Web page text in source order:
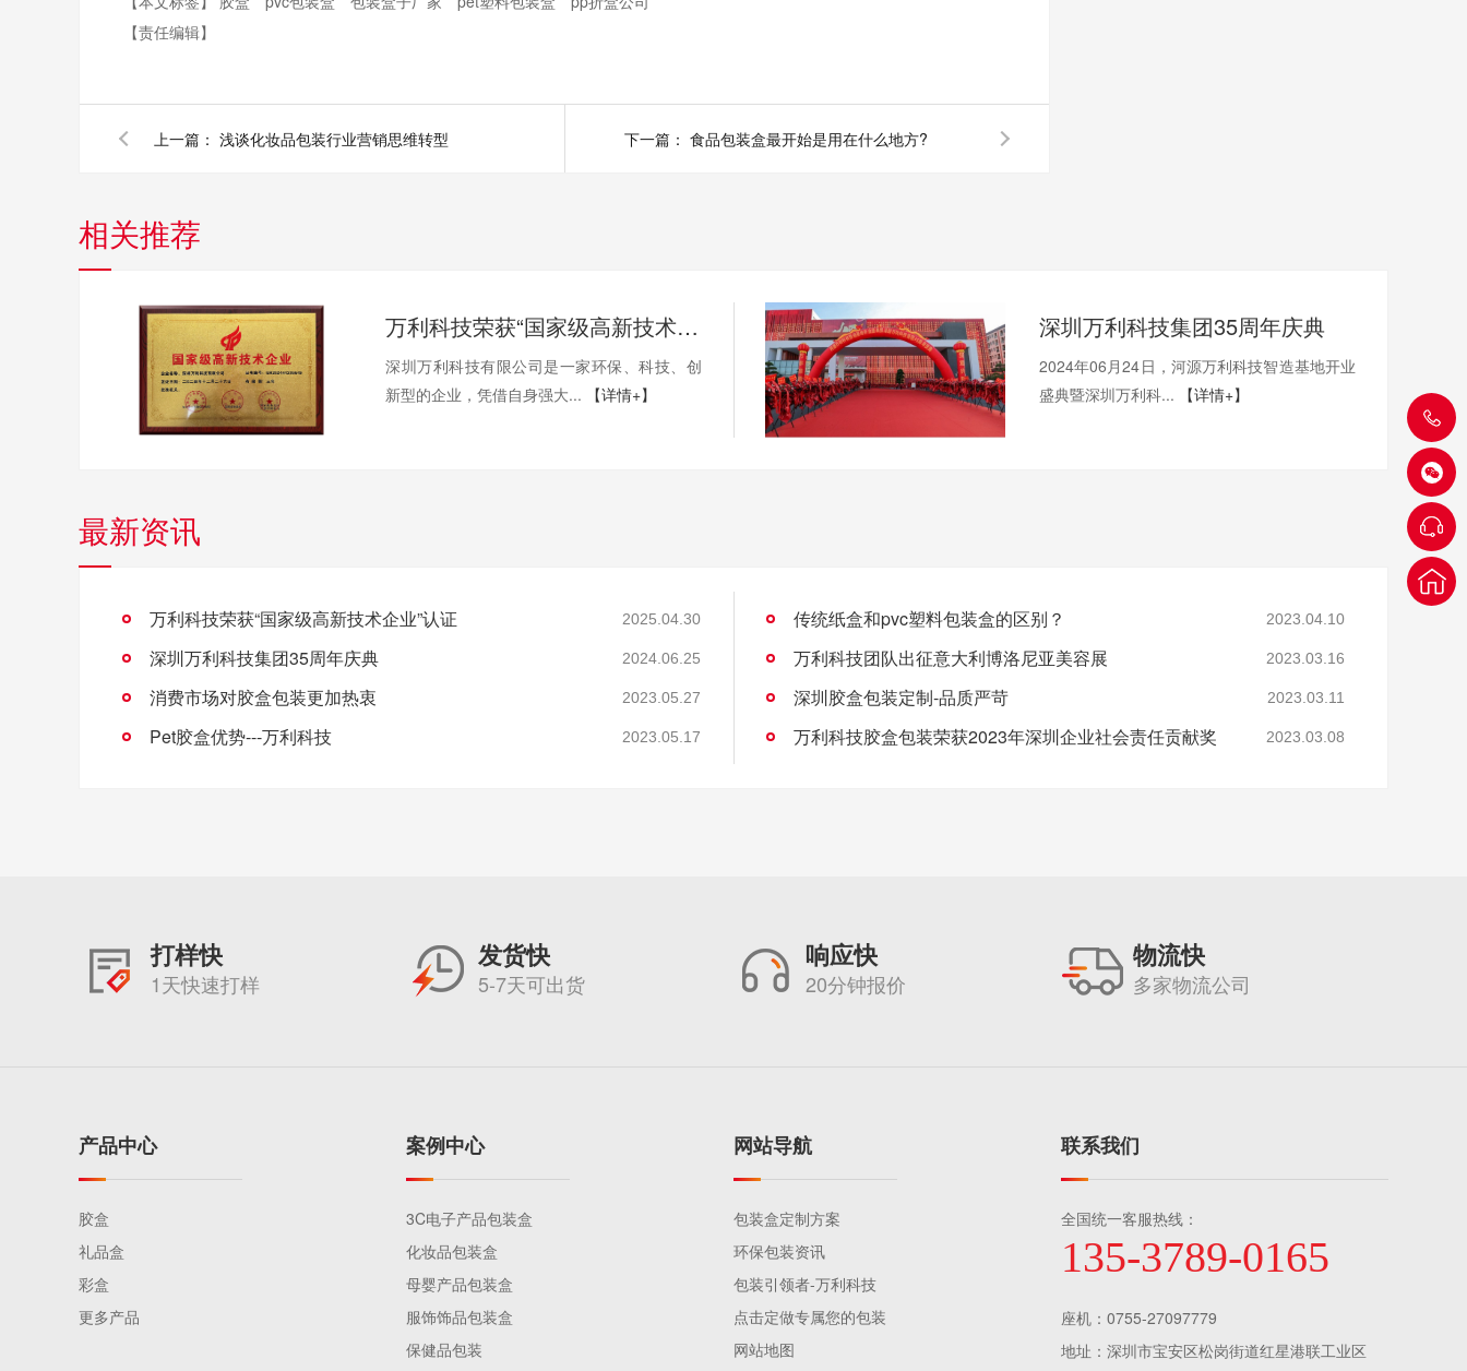
【责任编辑】
上一篇： 浅谈化妆品包装行业营销思维转型 下一篇： 食品包装盒最开始是用在什么地方?
相关推荐
万利科技荣获“国家级高新技术企业”认证
深圳万利科技有限公司是一家环保、科技、创
新型的企业，凭借自身强大...
【详情+】
深圳万利科技集团35周年庆典
2024年06月24日，河源万利科技智造基地开业
盛典暨深圳万利科...
【详情+】
最新资讯
万利科技荣获“国家级高新技术企业”认证 2025.04.30
深圳万利科技集团35周年庆典 2024.06.25
消费市场对胶盒包装更加热衷 2023.05.27
Pet胶盒优势---万利科技 2023.05.17
传统纸盒和pvc塑料包装盒的区别？ 2023.04.10
万利科技团队出征意大利博洛尼亚美容展 2023.03.16
深圳胶盒包装定制-品质严苛 2023.03.11
万利科技胶盒包装荣获2023年深圳企业社会责任贡献奖 2023.03.08
打样快
1天快速打样
发货快
5-7天可出货
响应快
20分钟报价
物流快
多家物流公司
产品中心
胶盒
礼品盒
彩盒
更多产品
案例中心
3C电子产品包装盒
化妆品包装盒
母婴产品包装盒
服饰饰品包装盒
保健品包装
网站导航
包装盒定制方案
环保包装资讯
包装引领者-万利科技
点击定做专属您的包装
网站地图
联系我们
全国统一客服热线：
135-3789-0165
座机：0755-27097779
地址：深圳市宝安区松岗街道红星港联工业区